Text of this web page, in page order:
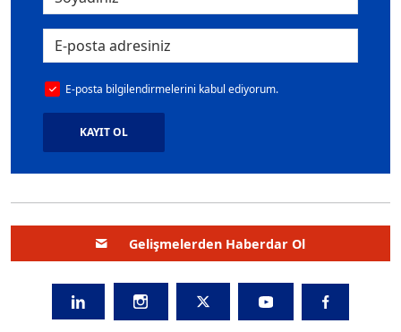
E-posta bilgilendirmelerini kabul ediyorum.
KAYIT OL
Gelişmelerden Haberdar Ol